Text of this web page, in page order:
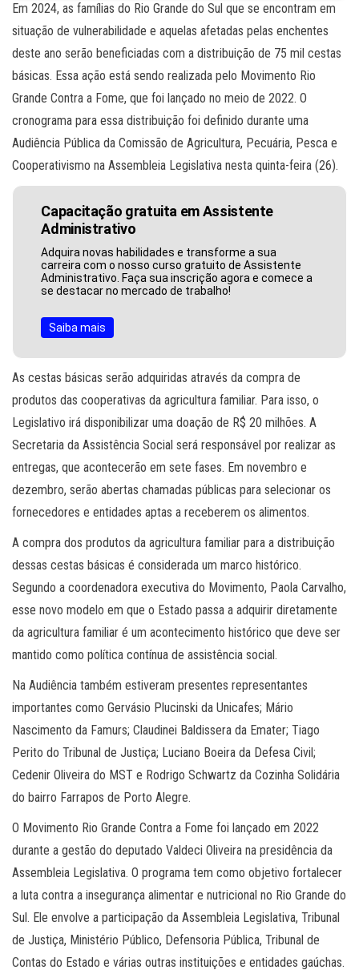
Em 2024, as famílias do Rio Grande do Sul que se encontram em
situação de vulnerabilidade e aquelas afetadas pelas enchentes
deste ano serão beneficiadas com a distribuição de 75 mil cestas
básicas. Essa ação está sendo realizada pelo Movimento Rio
Grande Contra a Fome, que foi lançado no meio de 2022. O
cronograma para essa distribuição foi definido durante uma
Audiência Pública da Comissão de Agricultura, Pecuária, Pesca e
Cooperativismo na Assembleia Legislativa nesta quinta-feira (26).
Capacitação gratuita em Assistente
Administrativo
Adquira novas habilidades e transforme a sua
carreira com o nosso curso gratuito de Assistente
Administrativo. Faça sua inscrição agora e comece a
se destacar no mercado de trabalho!
Saiba mais
As cestas básicas serão adquiridas através da compra de
produtos das cooperativas da agricultura familiar. Para isso, o
Legislativo irá disponibilizar uma doação de R$ 20 milhões. A
Secretaria da Assistência Social será responsável por realizar as
entregas, que acontecerão em sete fases. Em novembro e
dezembro, serão abertas chamadas públicas para selecionar os
fornecedores e entidades aptas a receberem os alimentos.
A compra dos produtos da agricultura familiar para a distribuição
dessas cestas básicas é considerada um marco histórico.
Segundo a coordenadora executiva do Movimento, Paola Carvalho,
esse novo modelo em que o Estado passa a adquirir diretamente
da agricultura familiar é um acontecimento histórico que deve ser
mantido como política contínua de assistência social.
Na Audiência também estiveram presentes representantes
importantes como Gervásio Plucinski da Unicafes; Mário
Nascimento da Famurs; Claudinei Baldissera da Emater; Tiago
Perito do Tribunal de Justiça; Luciano Boeira da Defesa Civil;
Cedenir Oliveira do MST e Rodrigo Schwartz da Cozinha Solidária
do bairro Farrapos de Porto Alegre.
O Movimento Rio Grande Contra a Fome foi lançado em 2022
durante a gestão do deputado Valdeci Oliveira na presidência da
Assembleia Legislativa. O programa tem como objetivo fortalecer
a luta contra a insegurança alimentar e nutricional no Rio Grande do
Sul. Ele envolve a participação da Assembleia Legislativa, Tribunal
de Justiça, Ministério Público, Defensoria Pública, Tribunal de
Contas do Estado e várias outras instituições e entidades gaúchas.